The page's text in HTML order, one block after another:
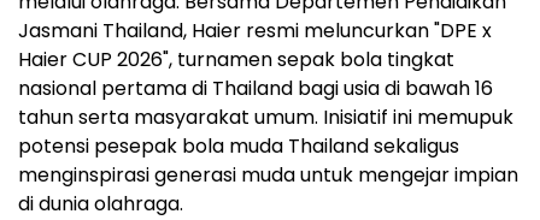
Jasmani Thailand, Haier resmi meluncurkan "DPE x
Haier CUP 2026", turnamen sepak bola tingkat
nasional pertama di Thailand bagi usia di bawah 16
tahun serta masyarakat umum. Inisiatif ini memupuk
potensi pesepak bola muda Thailand sekaligus
menginspirasi generasi muda untuk mengejar impian
di dunia olahraga.